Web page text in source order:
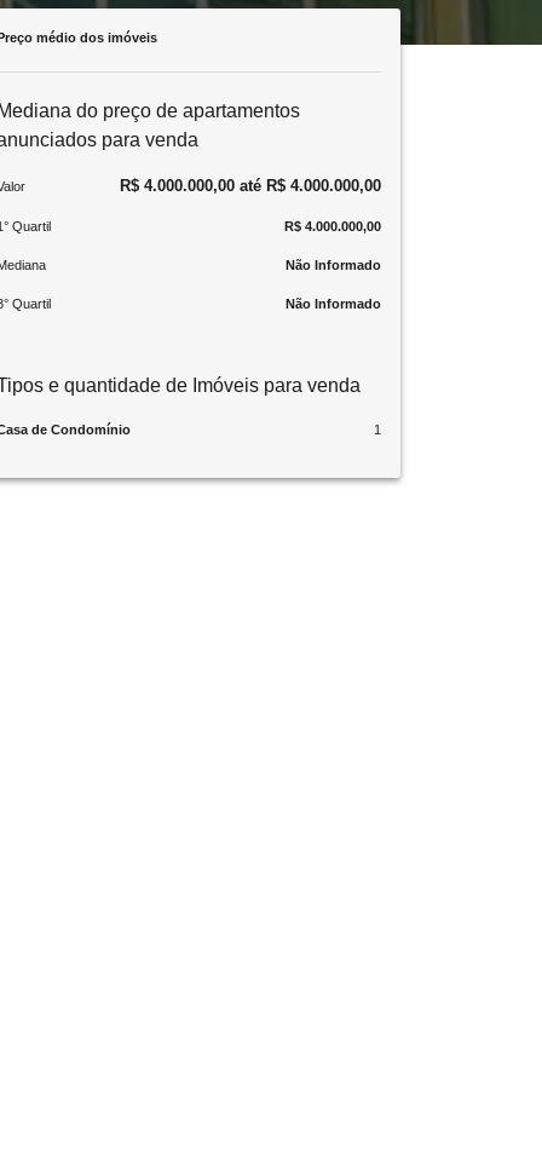
médio dos imóveis
Mediana do preço de apartamentos
para venda
R$ 4.000.000,00 até R$ 4.000.000,00
Quartil R$ 4.000.000,00
Não Informado
Quartil Não Informado
e quantidade de Imóveis para venda
de Condomínio 1